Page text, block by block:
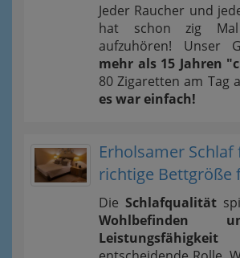
Jeder Raucher und
hat schon zig Mal
aufzuhören! Unser
mehr als 15 Jahren
80 Zigaretten am Tag
es war einfach!
Erholsamer Schlaf
richtige Bettgröße
Die Schlafqualität
Wohlbefinden
Leistungsfähigkeit